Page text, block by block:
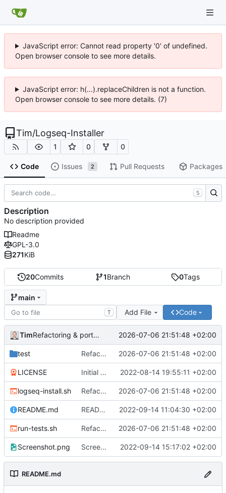
JavaScript error: Cannot read property '0' of undefined.
Open browser console to see more details.
JavaScript error: h(...).replaceChildren is not a function.
Open browser console to see more details. (7)
Tim/Logseq-Installer
1 0 0
Code Issues 2 Pull Requests Packages
20Commits 1Branch 0Tags
main
T Add File Code
Tim Refactoring & portable Testpfade 2026-07-06 21:51:48 +02:00
test Refactoring & portable Testpfade 2026-07-06 21:51:48 +02:00
LICENSE Initial commit 2022-08-14 19:55:11 +02:00
logseq-install.sh Refactoring & portable Testpfade 2026-07-06 21:51:48 +02:00
README.md README um Hinweis auf symbolischen Link ergänzt 2022-09-14 11:04:30 +02:00
run-tests.sh Refactoring & portable Testpfade 2026-07-06 21:51:48 +02:00
Screenshot.png Screenshot erneuert 2022-09-14 15:17:02 +02:00
README.md
S
Description
No description provided
Readme
GPL-3.0
271KiB